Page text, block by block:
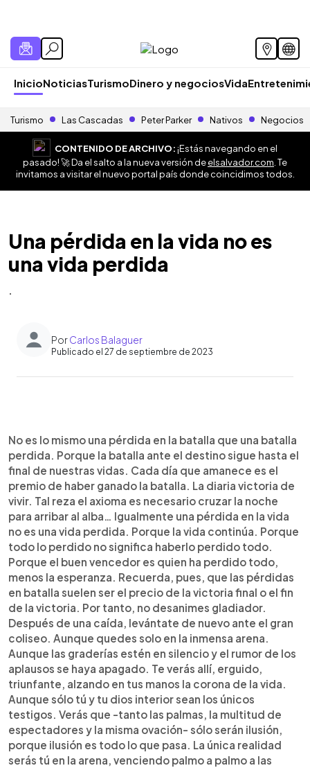
InicioNoticiasTurismoDinero y negociosVida
Turismo Las Cascadas Peter Parker Nativos Negocios
CONTENIDO DE ARCHIVO:¡Estás navegando en el
pasado! 🚀 Da el salto a la nueva versión deelsalvador.com . Te
invitamos a visitar el nuevo portal país donde coincidimos todos.
Una pérdida en la vida no es
una vida perdida
.
PorCarlos Balaguer
Publicado el 27 de septiembre de 2023
► Escuchar artículo
No es lo mismo una pérdida en la batalla que una batalla
perdida. Porque la batalla ante el destino sigue hasta el
final de nuestras vidas. Cada día que amanece es el
premio de haber ganado la batalla. La diaria victoria de
vivir. Tal reza el axioma es necesario cruzar la noche
para arribar al alba… Igualmente una pérdida en la vida
no es una vida perdida. Porque la vida continúa. Porque
todo lo perdido no significa haberlo perdido todo.
Porque el buen vencedor es quien ha perdido todo,
menos la esperanza. Recuerda, pues, que las pérdidas
en batalla suelen ser el precio de la victoria final o el fin
de la victoria. Por tanto, no desanimes gladiador.
Después de una caída, levántate de nuevo ante el gran
coliseo. Aunque quedes solo en la inmensa arena.
Aunque las graderías estén en silencio y el rumor de los
aplausos se haya apagado. Te verás allí, erguido,
triunfante, alzando en tus manos la corona de la vida.
Aunque sólo tú y tu dios interior sean los únicos
testigos. Verás que -tanto las palmas, la multitud de
espectadores y la misma ovación- sólo serán ilusión,
porque ilusión es todo lo que pasa. La única realidad
serás tú en la arena, venciendo palmo a palmo a las